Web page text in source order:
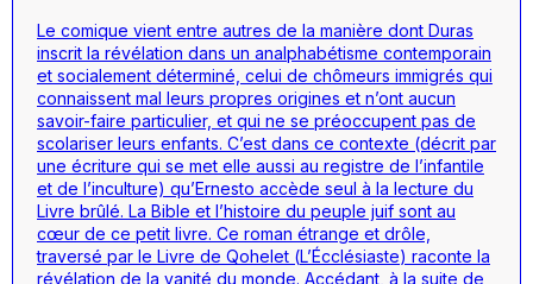
Le comique vient entre autres de la manière dont Duras
inscrit la révélation dans un analphabétisme contemporain
et socialement déterminé, celui de chômeurs immigrés qui
connaissent mal leurs propres origines et n’ont aucun
savoir-faire particulier, et qui ne se préoccupent pas de
scolariser leurs enfants. C’est dans ce contexte (décrit par
une écriture qui se met elle aussi au registre de l’infantile
et de l’inculture) qu’Ernesto accède seul à la lecture du
Livre brûlé. La Bible et l’histoire du peuple juif sont au
cœur de ce petit livre. Ce roman étrange et drôle,
traversé par le Livre de Qohelet (L’Écclésiaste) raconte la
révélation de la vanité du monde. Accédant, à la suite de